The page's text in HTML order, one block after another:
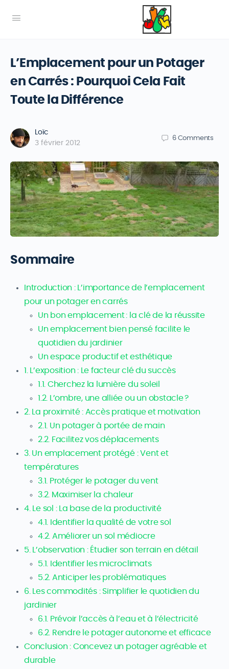
L’Emplacement pour un Potager
en Carrés : Pourquoi Cela Fait
Toute la Différence
Loïc
3 février 2012
6 Comments
Sommaire
Introduction : L’importance de l’emplacement
pour un potager en carrés
Un bon emplacement : la clé de la réussite
Un emplacement bien pensé facilite le
quotidien du jardinier
Un espace productif et esthétique
1. L’exposition : Le facteur clé du succès
1.1. Cherchez la lumière du soleil
1.2. L’ombre, une alliée ou un obstacle ?
2. La proximité : Accès pratique et motivation
2.1. Un potager à portée de main
2.2. Facilitez vos déplacements
3. Un emplacement protégé : Vent et
températures
3.1. Protéger le potager du vent
3.2. Maximiser la chaleur
4. Le sol : La base de la productivité
4.1. Identifier la qualité de votre sol
4.2. Améliorer un sol médiocre
5. L’observation : Étudier son terrain en détail
5.1. Identifier les microclimats
5.2. Anticiper les problématiques
6. Les commodités : Simplifier le quotidien du
jardinier
6.1. Prévoir l’accès à l’eau et à l’électricité
6.2. Rendre le potager autonome et efficace
Conclusion : Concevez un potager agréable et
durable